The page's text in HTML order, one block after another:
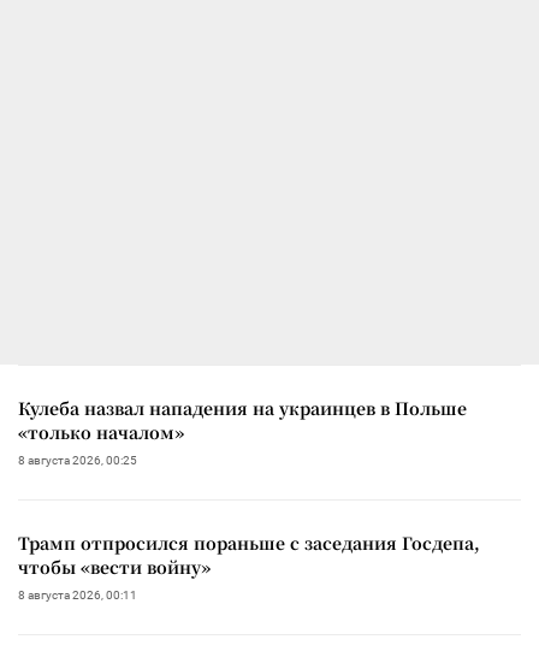
Кулеба назвал нападения на украинцев в Польше
«только началом»
8 августа 2026, 00:25
Трамп отпросился пораньше с заседания Госдепа,
чтобы «вести войну»
8 августа 2026, 00:11